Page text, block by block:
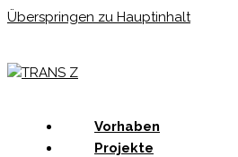
Überspringen zu Hauptinhalt
Vorhaben
Projekte